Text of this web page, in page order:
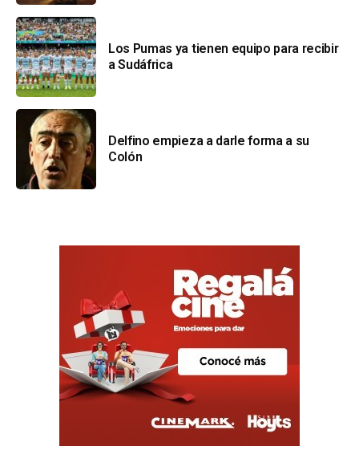
Los Pumas ya tienen equipo para recibir
a Sudáfrica
Delfino empieza a darle forma a su
Colón